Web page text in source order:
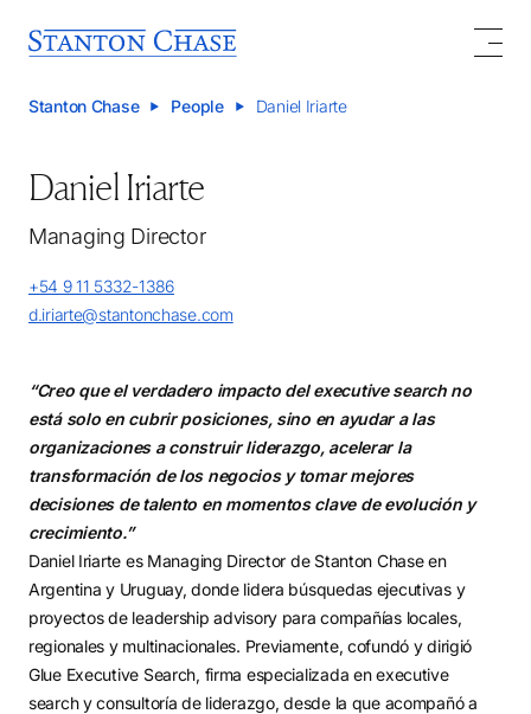
Stanton Chase People Daniel Iriarte
Daniel Iriarte
Managing Director
+54 9 11 5332-1386
d.iriarte@stantonchase.com
“Creo que el verdadero impacto del executive search no
está solo en cubrir posiciones, sino en ayudar a las
organizaciones a construir liderazgo, acelerar la
transformación de los negocios y tomar mejores
decisiones de talento en momentos clave de evolución y
crecimiento.”
Daniel Iriarte es Managing Director de Stanton Chase en
Argentina y Uruguay, donde lidera búsquedas ejecutivas y
proyectos de leadership advisory para compañías locales,
regionales y multinacionales. Previamente, cofundó y dirigió
Glue Executive Search, firma especializada en executive
search y consultoría de liderazgo, desde la que acompañó a